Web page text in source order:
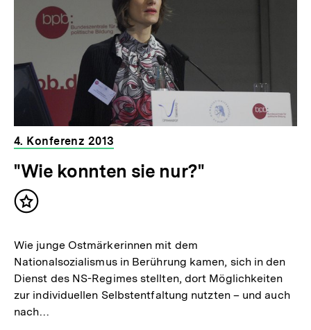
4. Konferenz 2013
"Wie konnten sie nur?"
Inhalt
Wie junge Ostmärkerinnen mit dem
Nationalsozialismus in Berührung kamen, sich in den
Dienst des NS-Regimes stellten, dort Möglichkeiten
zur individuellen Selbstentfaltung nutzten – und auch
nach…